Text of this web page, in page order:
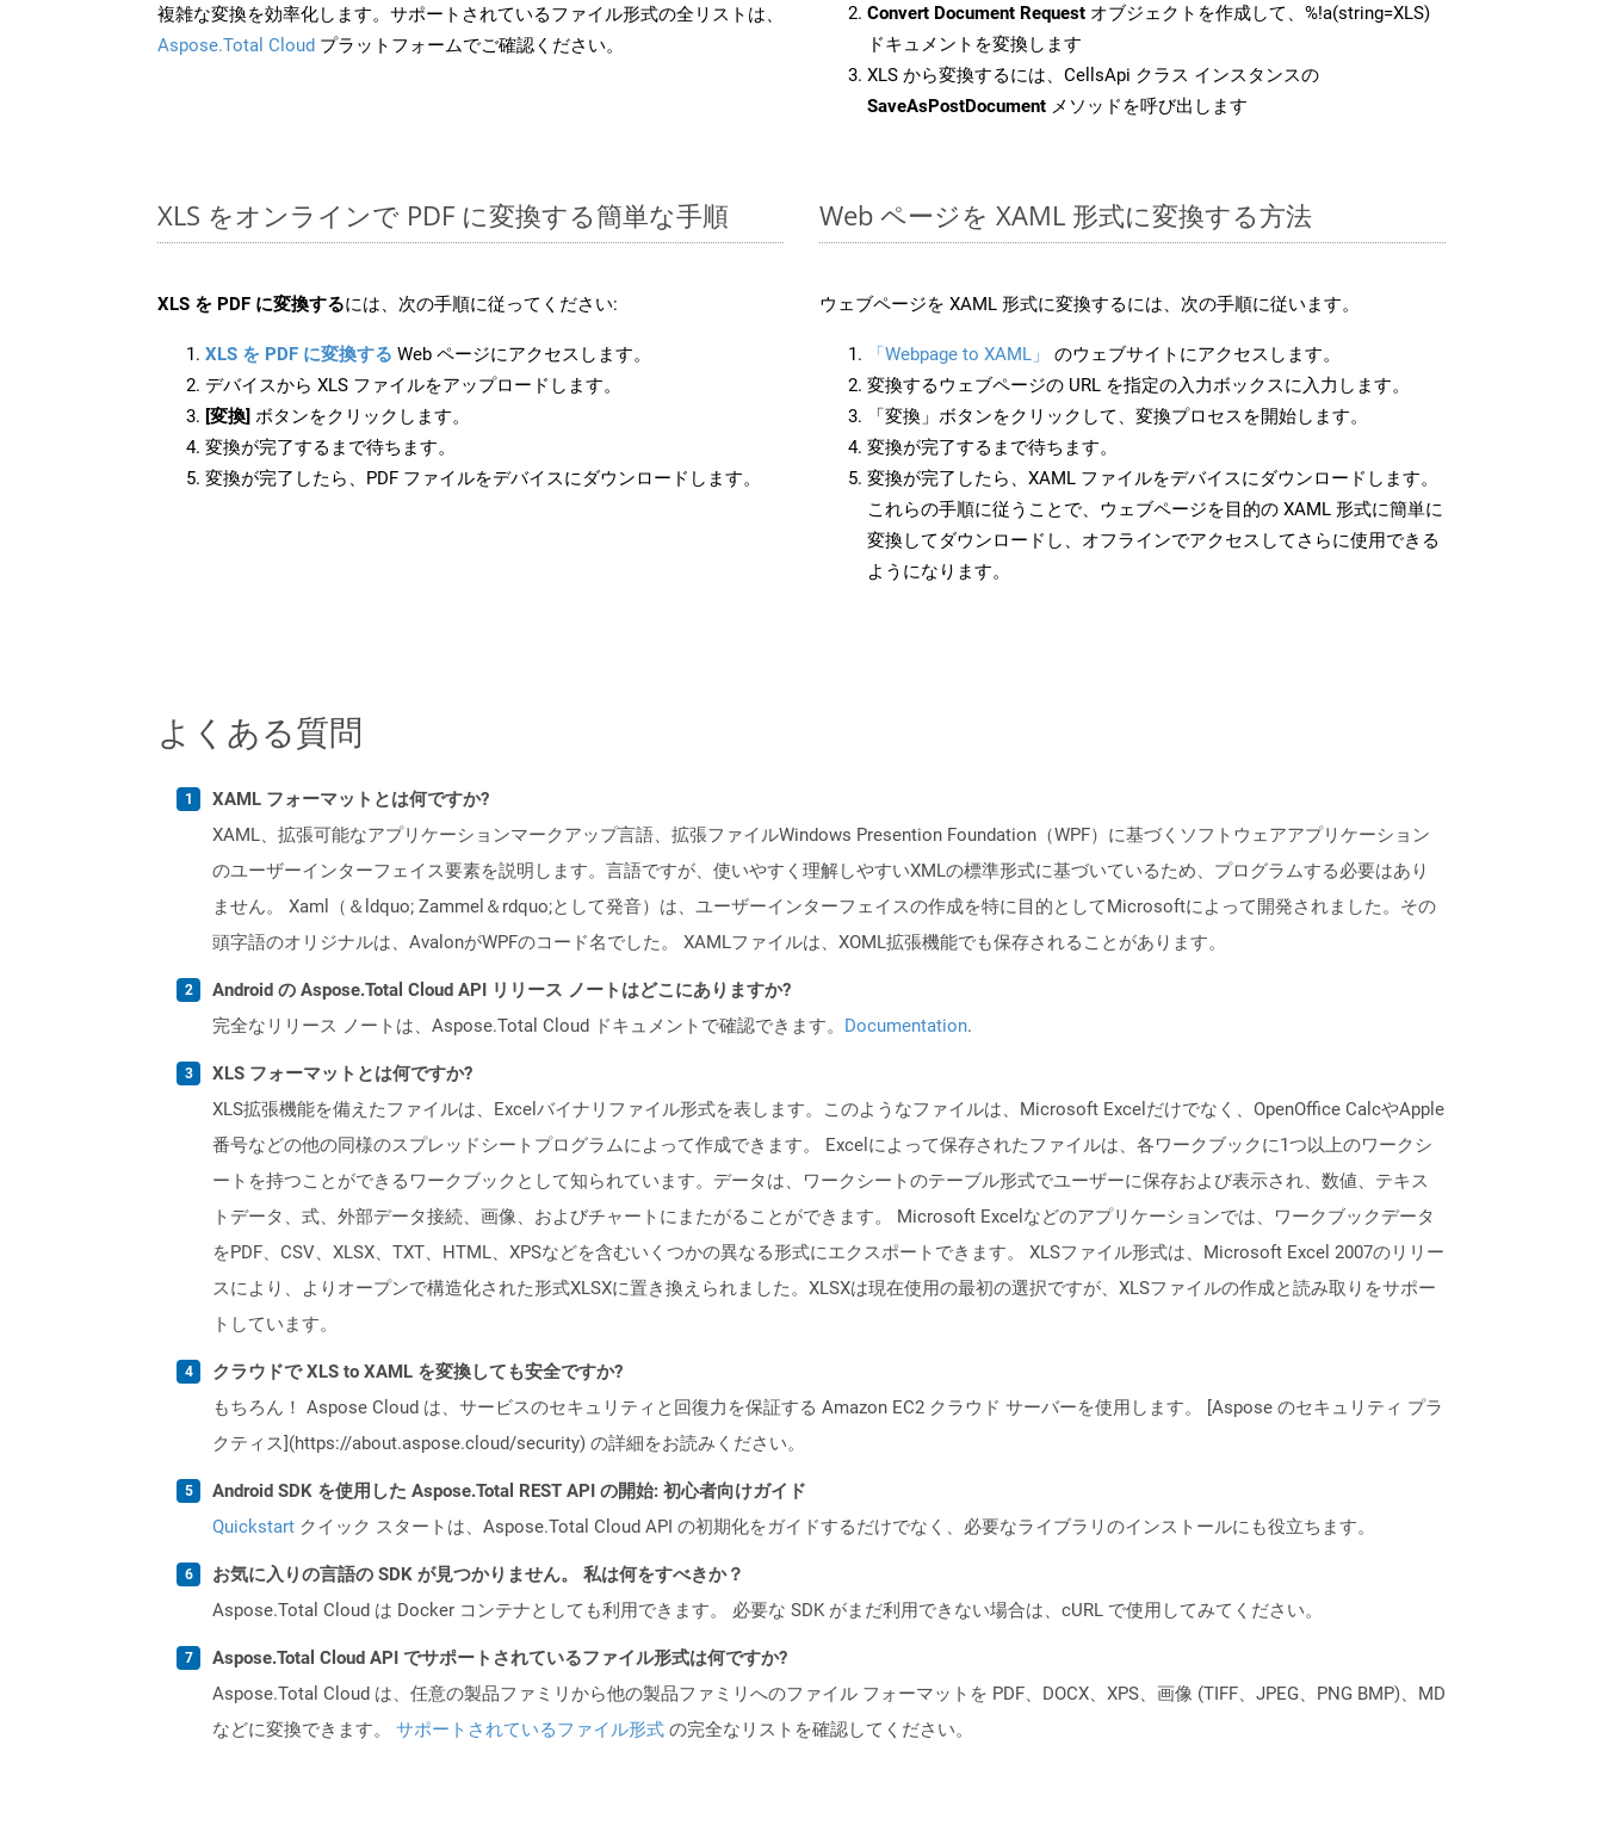
複雑な変換を効率化します。サポートされているファイル形式の全リストは、
Aspose.Total Cloud プラットフォームでご確認ください。
Convert Document Request オブジェクトを作成して、%!a(string=XLS)
ドキュメントを変換します
XLS から変換するには、CellsApi クラス インスタンスの
SaveAsPostDocument メソッドを呼び出します
XLS をオンラインで PDF に変換する簡単な手順
XLS を PDF に変換するには、次の手順に従ってください:
XLS を PDF に変換する Web ページにアクセスします。
デバイスから XLS ファイルをアップロードします。
[変換] ボタンをクリックします。
変換が完了するまで待ちます。
変換が完了したら、PDF ファイルをデバイスにダウンロードします。
Web ページを XAML 形式に変換する方法
ウェブページを XAML 形式に変換するには、次の手順に従います。
「Webpage to XAML」
のウェブサイトにアクセスします。
変換するウェブページの URL を指定の入力ボックスに入力します。
「変換」ボタンをクリックして、変換プロセスを開始します。
変換が完了するまで待ちます。
変換が完了したら、XAML ファイルをデバイスにダウンロードします。
これらの手順に従うことで、ウェブページを目的の XAML 形式に簡単に
変換してダウンロードし、オフラインでアクセスしてさらに使用できる
ようになります。
よくある質問
XAML フォーマットとは何ですか?
XAML、拡張可能なアプリケーションマークアップ言語、拡張ファイルWindows Presention Foundation（WPF）に基づくソフトウェアアプリケーション
のユーザーインターフェイス要素を説明します。言語ですが、使いやすく理解しやすいXMLの標準形式に基づいているため、プログラムする必要はあり
ません。 Xaml（＆ldquo; Zammel＆rdquo;として発音）は、ユーザーインターフェイスの作成を特に目的としてMicrosoftによって開発されました。その
頭字語のオリジナルは、AvalonがWPFのコード名でした。 XAMLファイルは、XOML拡張機能でも保存されることがあります。
Android の Aspose.Total Cloud API リリース ノートはどこにありますか?
完全なリリース ノートは、Aspose.Total Cloud ドキュメントで確認できます。 Documentation.
XLS フォーマットとは何ですか?
XLS拡張機能を備えたファイルは、Excelバイナリファイル形式を表します。このようなファイルは、Microsoft Excelだけでなく、OpenOffice CalcやApple
番号などの他の同様のスプレッドシートプログラムによって作成できます。 Excelによって保存されたファイルは、各ワークブックに1つ以上のワークシ
ートを持つことができるワークブックとして知られています。データは、ワークシートのテーブル形式でユーザーに保存および表示され、数値、テキス
トデータ、式、外部データ接続、画像、およびチャートにまたがることができます。 Microsoft Excelなどのアプリケーションでは、ワークブックデータ
をPDF、CSV、XLSX、TXT、HTML、XPSなどを含むいくつかの異なる形式にエクスポートできます。 XLSファイル形式は、Microsoft Excel 2007のリリー
スにより、よりオープンで構造化された形式XLSXに置き換えられました。XLSXは現在使用の最初の選択ですが、XLSファイルの作成と読み取りをサポー
トしています。
クラウドで XLS to XAML を変換しても安全ですか?
もちろん！ Aspose Cloud は、サービスのセキュリティと回復力を保証する Amazon EC2 クラウド サーバーを使用します。 [Aspose のセキュリティ プラ
クティス](https://about.aspose.cloud/security) の詳細をお読みください。
Android SDK を使用した Aspose.Total REST API の開始: 初心者向けガイド
Quickstart クイック スタートは、Aspose.Total Cloud API の初期化をガイドするだけでなく、必要なライブラリのインストールにも役立ちます。
お気に入りの言語の SDK が見つかりません。 私は何をすべきか？
Aspose.Total Cloud は Docker コンテナとしても利用できます。 必要な SDK がまだ利用できない場合は、cURL で使用してみてください。
Aspose.Total Cloud API でサポートされているファイル形式は何ですか?
Aspose.Total Cloud は、任意の製品ファミリから他の製品ファミリへのファイル フォーマットを PDF、DOCX、XPS、画像 (TIFF、JPEG、PNG BMP)、MD
などに変換できます。 サポートされているファイル形式 の完全なリストを確認してください。